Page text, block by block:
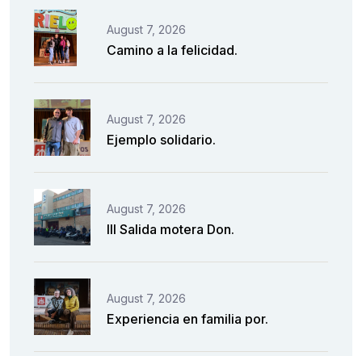
August 7, 2026
Camino a la felicidad.
August 7, 2026
Ejemplo solidario.
August 7, 2026
III Salida motera Don.
August 7, 2026
Experiencia en familia por.